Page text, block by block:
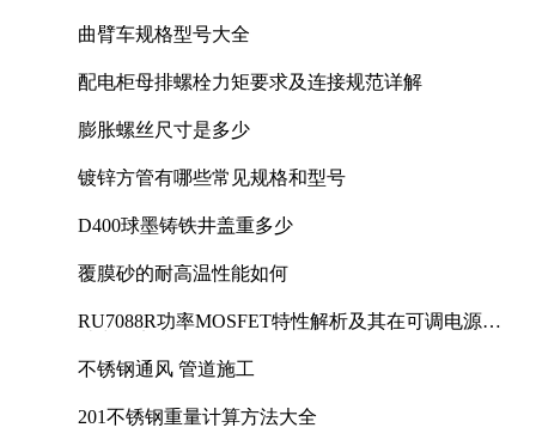
曲臂车规格型号大全
配电柜母排螺栓力矩要求及连接规范详解
膨胀螺丝尺寸是多少
镀锌方管有哪些常见规格和型号
D400球墨铸铁井盖重多少
覆膜砂的耐高温性能如何
RU7088R功率MOSFET特性解析及其在可调电源设
不锈钢通风 管道施工
201不锈钢重量计算方法大全